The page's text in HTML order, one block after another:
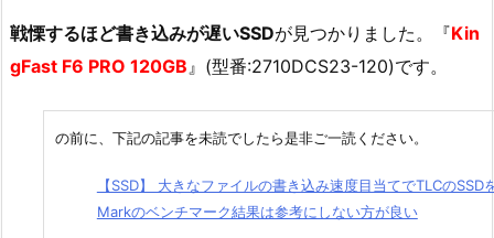
戦慄するほど書き込みが遅いSSDが見つかりました。『Kin
gFast F6 PRO 120GB 』(型番:2710DCS23-120)です。
の前に、下記の記事を未読でしたら是非ご一読ください。
【SSD】 大きなファイルの書き込み速度目当てでTLCの
Markのベンチマーク結果は参考にしない方が良い